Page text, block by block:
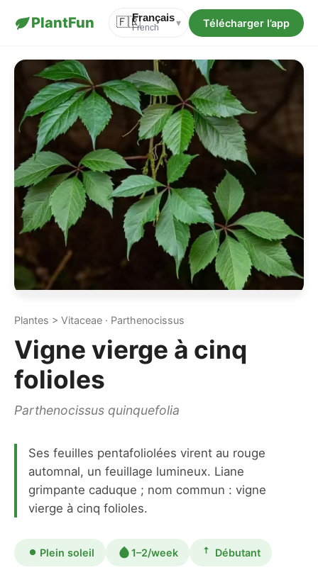
PlantFun 🇫🇷Français
French ▾ Télécharger l’app
Plantes > Vitaceae · Parthenocissus
Vigne vierge à cinq
folioles
Parthenocissus quinquefolia
Ses feuilles pentafoliolées virent au rouge
automnal, un feuillage lumineux. Liane
grimpante caduque ; nom commun : vigne
vierge à cinq folioles.
Plein soleil 1–2/week Débutant